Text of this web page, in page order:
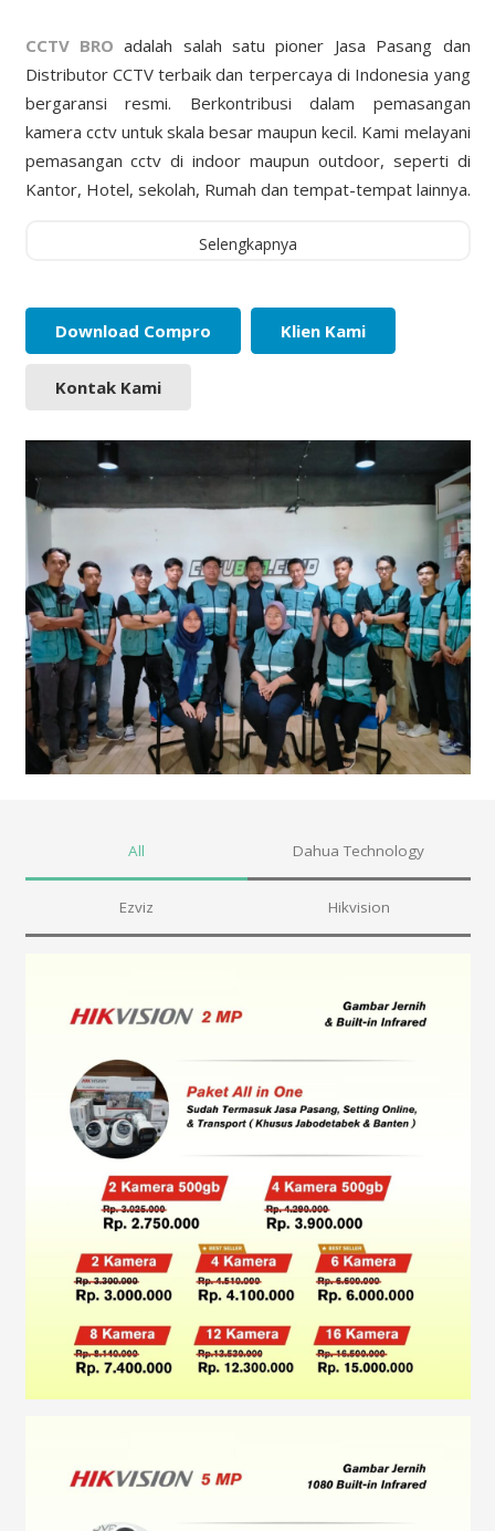
CCTV BRO adalah salah satu pioner Jasa Pasang dan
Distributor CCTV terbaik dan terpercaya di Indonesia yang
bergaransi resmi. Berkontribusi dalam pemasangan
kamera cctv untuk skala besar maupun kecil. Kami melayani
pemasangan cctv di indoor maupun outdoor, seperti di
Kantor, Hotel, sekolah, Rumah dan tempat-tempat lainnya.
Selengkapnya
Download Compro Klien Kami
Kontak Kami
All Dahua Technology
Ezviz Hikvision